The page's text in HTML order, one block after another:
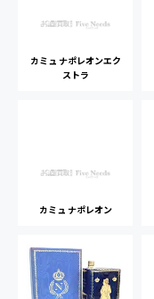
カミュ ナポレオンエク
ストラ
カミュ ナポレオン